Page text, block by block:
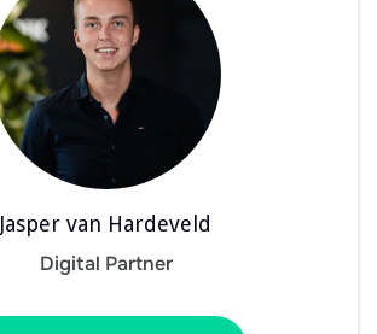
Jasper van Hardeveld
Digital Partner